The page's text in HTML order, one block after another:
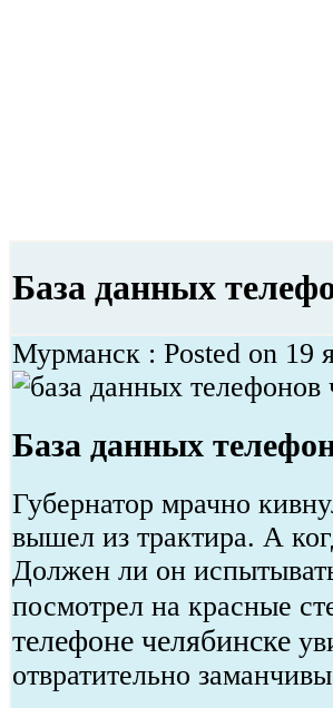
База данных
Мурманск : Posted on 19
База данных
Губернатор мрачно
вышел из трактира. А
Должен ли он
посмотрел на красные
телефоне челябинске
отвратительно